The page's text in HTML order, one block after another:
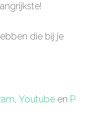
die bij je
, Youtube en P